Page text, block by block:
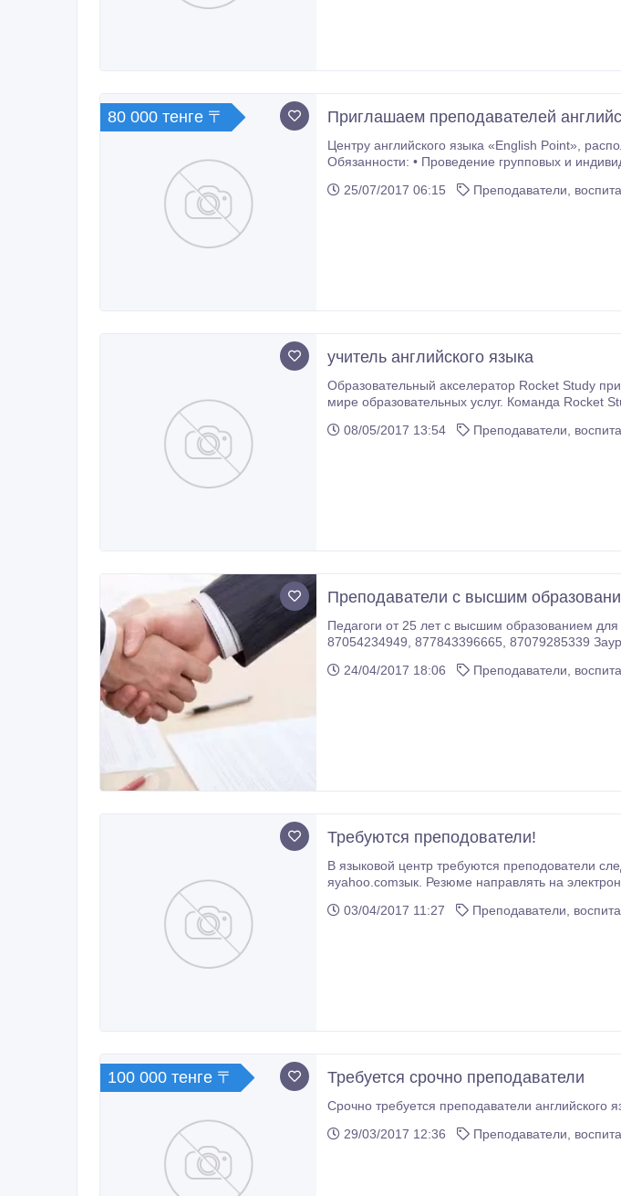
80 000 тенге 〒 Приглашаем преподавателей
Центру английского языка «English Point», расположенному в ЖМ Коктал-1, требуется преподаватель английского языка.
Обязанности: • Проведение групповых и
преподавателем (учителем) от 1 года; • Свободное владение английским языком; • Знание казахского языка; • Пунктуальность,
25/07/2017 06:15 Преподаватели,
учитель английского языка
Образовательный акселератор Rocket Study
мире образовательных услуг. Команда Rocket Study мечтает об
дружный коллектив в уютном офисе; В конце месяца Вас будет радовать не только зарплата, но и бонусы за Вашу продуктивную
08/05/2017 13:54 Преподаватели,
Преподаватели с высшим
Педагоги от 25 лет с высшим образованием для работы в сфере
87054234949, 877843396665, 87079285339
24/04/2017 18:06
Преподаватели,
Требуются преподователи!
В языковой центр требуются преподователи следующих языков, арабского, японского,
03/04/2017 11:27
Преподаватели,
100 000 тенге 〒 Требуется срочно преподаватели
29/03/2017 12:36
Преподаватели,